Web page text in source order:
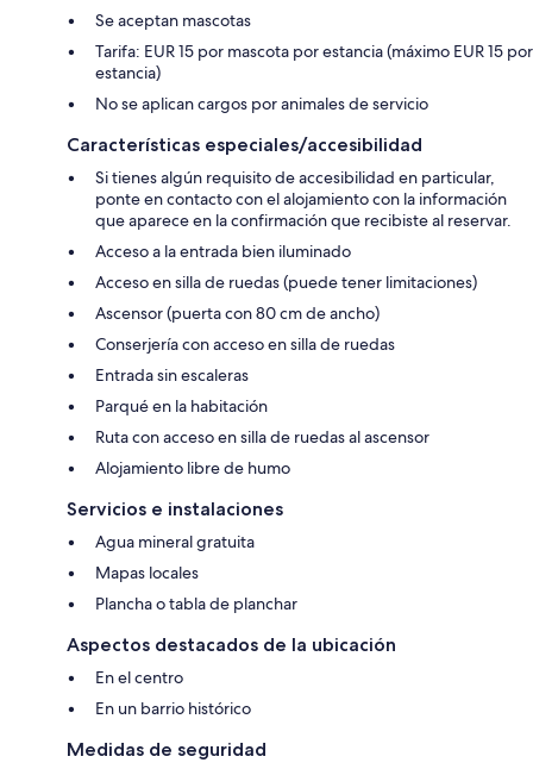
Se aceptan mascotas
Tarifa: EUR 15 por mascota por estancia (máximo EUR 15 por
estancia)
No se aplican cargos por animales de servicio
Características especiales/accesibilidad
Si tienes algún requisito de accesibilidad en particular,
ponte en contacto con el alojamiento con la información
que aparece en la confirmación que recibiste al reservar.
Acceso a la entrada bien iluminado
Acceso en silla de ruedas (puede tener limitaciones)
Ascensor (puerta con 80 cm de ancho)
Conserjería con acceso en silla de ruedas
Entrada sin escaleras
Parqué en la habitación
Ruta con acceso en silla de ruedas al ascensor
Alojamiento libre de humo
Servicios e instalaciones
Agua mineral gratuita
Mapas locales
Plancha o tabla de planchar
Aspectos destacados de la ubicación
En el centro
En un barrio histórico
Medidas de seguridad